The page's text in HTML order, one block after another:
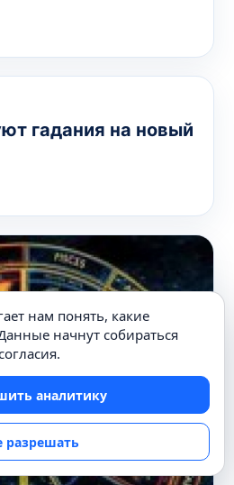
гадания на новый
нам понять, какие
начнут собираться
аналитику
разрешать